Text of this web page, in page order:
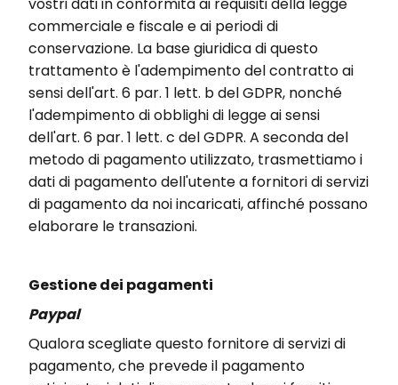
commerciale e fiscale e ai periodi di
conservazione. La base giuridica di questo
trattamento è l'adempimento del contratto ai
sensi dell'art. 6 par. 1 lett. b del GDPR, nonché
l'adempimento di obblighi di legge ai sensi
dell'art. 6 par. 1 lett. c del GDPR. A seconda del
metodo di pagamento utilizzato, trasmettiamo i
dati di pagamento dell'utente a fornitori di servizi
di pagamento da noi incaricati, affinché possano
elaborare le transazioni.
Gestione dei pagamenti
Paypal
Qualora scegliate questo fornitore di servizi di
pagamento, che prevede il pagamento